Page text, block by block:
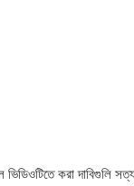
ভিডিওটিতে করা